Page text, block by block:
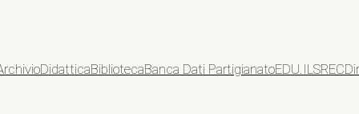
DidatticaBibliotecaBanca Dati PartigianatoEDU.ILSREC